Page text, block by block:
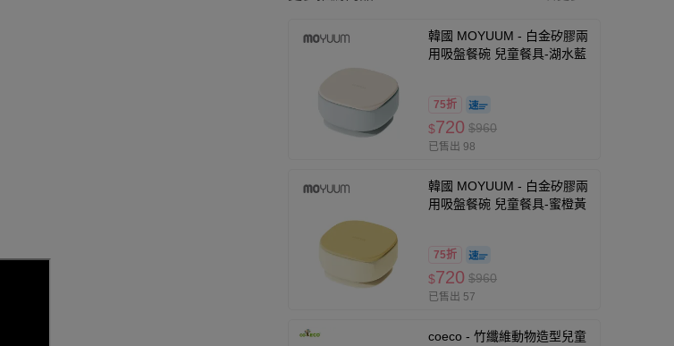
韓國 MOYUUM - 白金矽膠兩
用吸盤餐碗 兒童餐具-湖水藍
75折
$720 $960
已售出 98
韓國 MOYUUM - 白金矽膠兩
用吸盤餐碗 兒童餐具-蜜橙黃
75折
$720 $960
已售出 57
coeco - 竹纖維動物造型兒童